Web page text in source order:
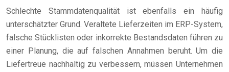
Schlechte Stammdatenqualität ist ebenfalls ein häufig
unterschätzter Grund. Veraltete Lieferzeiten im ERP-System,
falsche Stücklisten oder inkorrekte Bestandsdaten führen zu
einer Planung, die auf falschen Annahmen beruht. Um die
Liefertreue nachhaltig zu verbessern, müssen Unternehmen